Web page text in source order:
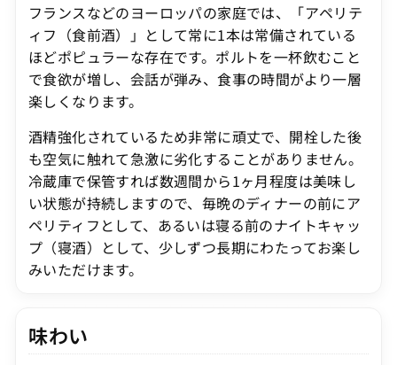
フランスなどのヨーロッパの家庭では、「アペリテ
ィフ（食前酒）」として常に1本は常備されている
ほどポピュラーな存在です。ポルトを一杯飲むこと
で食欲が増し、会話が弾み、食事の時間がより一層
楽しくなります。
酒精強化されているため非常に頑丈で、開栓した後
も空気に触れて急激に劣化することがありません。
冷蔵庫で保管すれば数週間から1ヶ月程度は美味し
い状態が持続しますので、毎晩のディナーの前にア
ペリティフとして、あるいは寝る前のナイトキャッ
プ（寝酒）として、少しずつ長期にわたってお楽し
みいただけます。
味わい